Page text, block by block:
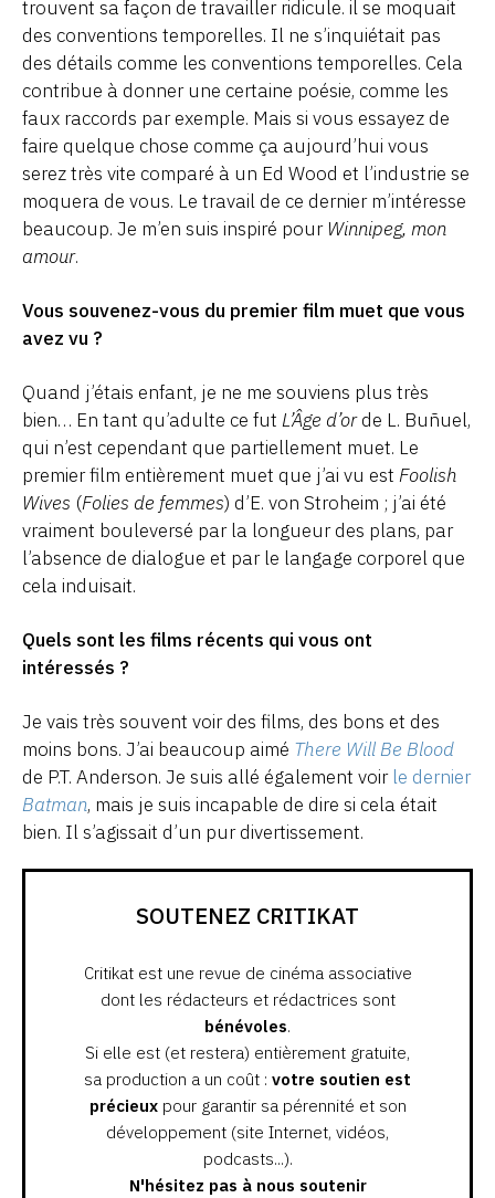
trouvent sa façon de travailler ridicule. il se moquait
des conventions temporelles. Il ne s’inquiétait pas
des détails comme les conventions temporelles. Cela
contribue à donner une certaine poésie, comme les
faux raccords par exemple. Mais si vous essayez de
faire quelque chose comme ça aujourd’hui vous
serez très vite comparé à un Ed Wood et l’industrie se
moquera de vous. Le travail de ce dernier m’intéresse
beaucoup. Je m’en suis inspiré pourWinnipeg, mon
amour.
Vous souvenez-vous du premier film muet que vous
avez vu ?
Quand j’étais enfant, je ne me souviens plus très
bien… En tant qu’adulte ce fut L’Âge d’orde L. Buñuel,
qui n’est cependant que partiellement muet. Le
premier film entièrement muet que j’ai vu est Foolish
Wives (Folies de femmes) d’E. von Stroheim ; j’ai été
vraiment bouleversé par la longueur des plans, par
l’absence de dialogue et par le langage corporel que
cela induisait.
Quels sont les films récents qui vous ont
intéressés ?
Je vais très souvent voir des films, des bons et des
moins bons. J’ai beaucoup aimé There Will Be Blood
de P.T. Anderson. Je suis allé également voir le dernier
Batman, mais je suis incapable de dire si cela était
bien. Il s’agissait d’un pur divertissement.
SOUTENEZ CRITIKAT
Critikat est une revue de cinéma associative
dont les rédacteurs et rédactrices sont
bénévoles.
Si elle est (et restera) entièrement gratuite,
sa production a un coût : votre soutien est
précieuxpour garantir sa pérennité et son
développement (site Internet, vidéos,
podcasts...).
N'hésitez pas à nous soutenir